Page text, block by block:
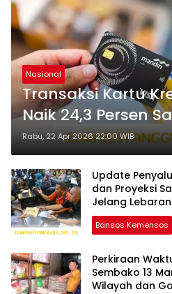
Nasional
Transaksi Kartu
Naik 24,3 Persen
2026, Belanja
Bergairah
Rabu, 22 Apr 2026 22:00 WIB
Update
dan Proyeksi
Jelang
Informasinya
Bansos Kemensos
Perkiraan
Sembako 13
Wilayah dan